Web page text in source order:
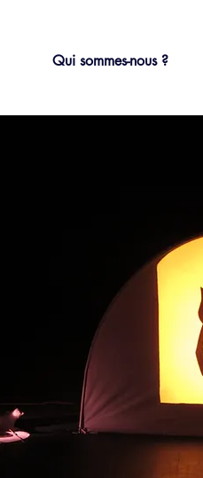
Qui sommes-nous ?